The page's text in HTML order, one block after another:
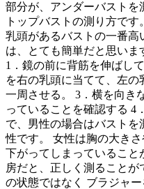
部分が、アンダーバストを
トップバストの測り方です
乳頭があるバストの一番高
は、とても簡単だと思いま
1．鏡の前に背筋を伸ばし
を右の乳頭に当てて、左
一周させる。 3．横を向き
っていることを確認する 4
で、男性の場合はバスト
性です。 女性は胸の大き
下がってしまっていること
房だと、正しく測ること
の状態ではなく ブラジャ